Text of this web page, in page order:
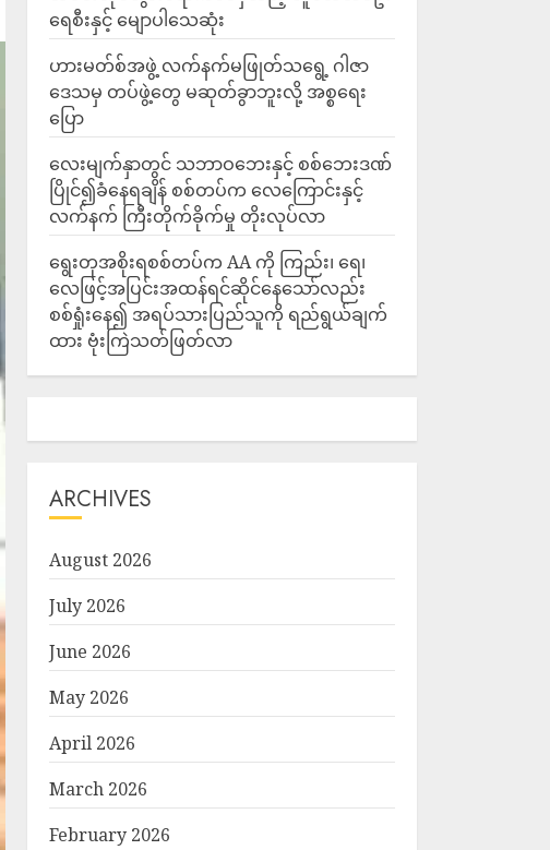
ရေစီးနှင့် မျောပါသေဆုံး
ဟားမတ်စ်အဖွဲ့ လက်နက်မဖြုတ်သရွေ့ ဂါဇာ
ဒေသမှ တပ်ဖွဲ့တွေ မဆုတ်ခွာဘူးလို့ အစ္စရေး
ပြော
‎လေးမျက်နှာတွင် သဘာဝဘေးနှင့် စစ်ဘေးဒဏ်
ပြိုင်၍ခံနေရချိန် စစ်တပ်က လေကြောင်းနှင့်
လက်နက် ကြီးတိုက်ခိုက်မှု တိုးလုပ်လာ
ရွေးတုအစိုးရစစ်တပ်က AA ကို ကြည်း၊ ရေ၊
လေဖြင့်အပြင်းအထန်ရင်ဆိုင်နေသော်လည်း
စစ်ရှုံးနေ၍ အရပ်သားပြည်သူကို ရည်ရွယ်ချက်
ထား ဗုံးကြဲသတ်ဖြတ်လာ
ARCHIVES
August 2026
July 2026
June 2026
May 2026
April 2026
March 2026
February 2026